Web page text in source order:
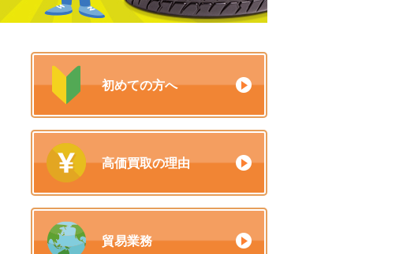
初めての方へ
高価買取の理由
貿易業務